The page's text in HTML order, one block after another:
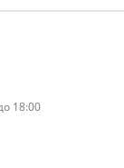
18:00